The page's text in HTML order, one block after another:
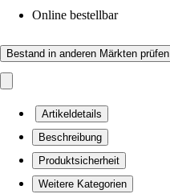
Online bestellbar
Bestand in anderen Märkten prüfen
Artikeldetails
Beschreibung
Produktsicherheit
Weitere Kategorien